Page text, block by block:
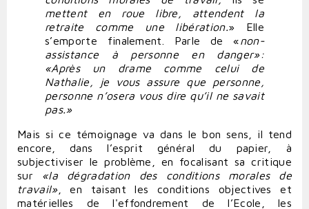
mettent
en roue libre, attendent
la
retraite
comme une libération.» Elle
s’emporte finalement. Parle de «non-
assistance
à personne en
danger»:
«Après un drame comme celui de
Nathalie, je vous assure que personne,
personne n’osera vous dire qu’il ne savait
pas.»
Mais si ce témoignage va dans le bon sens, il tend
encore, dans l’esprit général du papier, à
subjectiviser le problème, en focalisant sa critique
sur «la dégradation des conditions morales de
travail», en taisant les conditions objectives et
matérielles de l'effondrement de l’Ecole, les